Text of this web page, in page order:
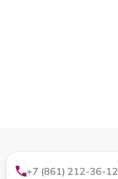
+7 (861) 212-36-12